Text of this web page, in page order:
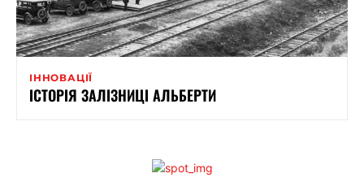
ІННОВАЦІЇ
ІСТОРІЯ ЗАЛІЗНИЦІ АЛЬБЕРТИ